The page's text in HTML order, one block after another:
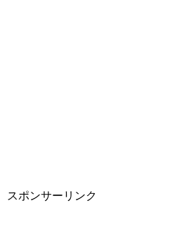
スポンサーリンク